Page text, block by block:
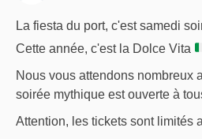
La fiesta du port, c'est samedi
Cette année, c'est la Dolce Vita
Nous vous attendons nombreux
soirée mythique est ouverte à
Attention, les tickets sont limités